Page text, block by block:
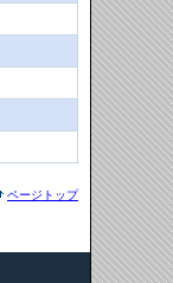
ページトップ